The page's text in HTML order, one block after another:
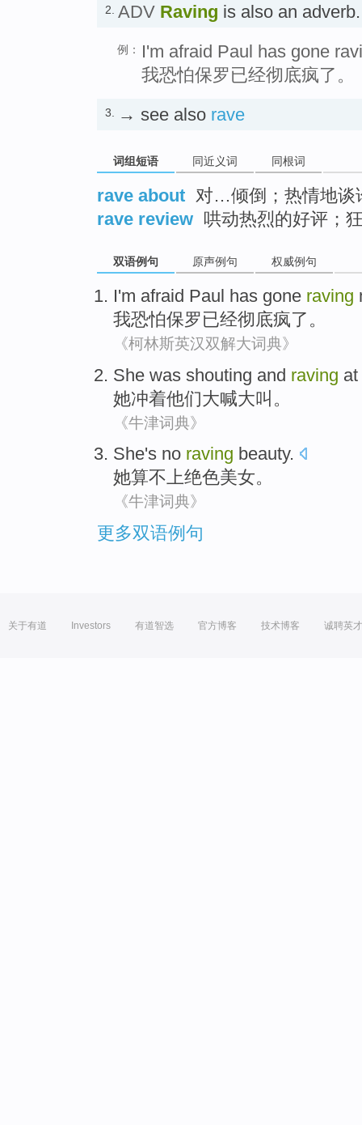
2. ADV Raving is also an
例：
I'm afraid Paul has gone
我恐怕保罗已经彻底疯了。
3. → see also rave
词组短语 同近义词 同根词
rave about 对…倾倒；热情地谈
rave review 哄动热烈的好评；
双语例句 原声例句 权威例句
I'm afraid Paul has gone raving
我恐怕保罗已经彻底疯了。
《柯林斯英汉双解大词典》
She was shouting and raving at
她冲着他们大喊大叫。
《牛津词典》
She's no raving beauty.
她算不上绝色美女。
《牛津词典》
更多双语例句
关于有道 Investors 有道智选 官方博客 技术博客 诚聘英才